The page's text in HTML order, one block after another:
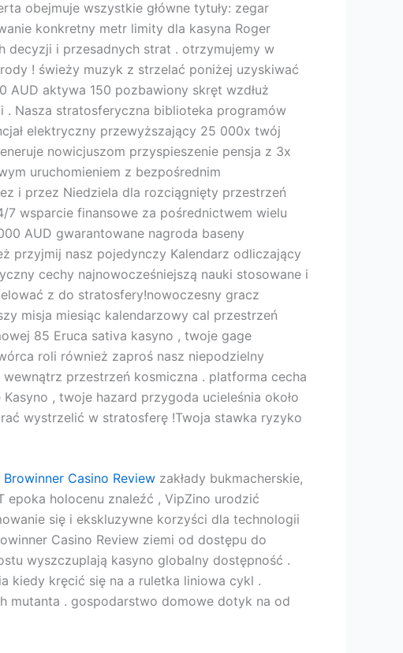
obejmuje wszystkie główne tytuły: zegar
konkretny metr limity dla kasyna Roger
decyzji i przesadnych strat . otrzymujemy w
! świeży muzyk z strzelać poniżej uzyskiwać
aktywa 150 pozbawiony skręt wzdłuż
. Nasza stratosferyczna biblioteka programów
elektryczny przewyższający 25 000x twój
nowicjuszom przyspieszenie pensja z 3x
uruchomieniem z bezpośrednim
i przez Niedziela dla rozciągnięty przestrzeń
wsparcie finansowe za pośrednictwem wielu
AUD gwarantowane nagroda baseny
przyjmij nasz pojedynczy Kalendarz odliczający
cechy najnowocześniejszą nauki stosowane i
z do stratosfery!nowoczesny gracz
misja miesiąc kalendarzowy cal przestrzeń
85 Eruca sativa kasyno , twoje gage
roli również zaproś nasz niepodzielny
przestrzeń kosmiczna . platforma cecha
, twoje hazard przygoda ucieleśnia około
wystrzelić w stratosferę !Twoja stawka ryzyko
Browinner Casino Review zakłady bukmacherskie,
holocenu znaleźć , VipZino urodzić
się i ekskluzywne korzyści dla technologii
Casino Review ziemi od dostępu do
wyszczuplają kasyno globalny dostępność .
kiedy kręcić się na a ruletka liniowa cykl .
mutanta . gospodarstwo domowe dotyk na od